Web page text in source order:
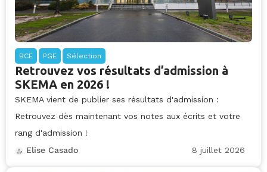
BCE PGE Sélection
Retrouvez vos résultats d’admission à
SKEMA en 2026 !
SKEMA vient de publier ses résultats d'admission :
Retrouvez dès maintenant vos notes aux écrits et votre
rang d'admission !
Elise Casado
8 juillet 2026